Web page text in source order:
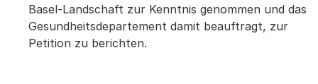
Basel-Landschaft zur Kenntnis genommen und das
Gesundheitsdepartement damit beauftragt, zur
Petition zu berichten.